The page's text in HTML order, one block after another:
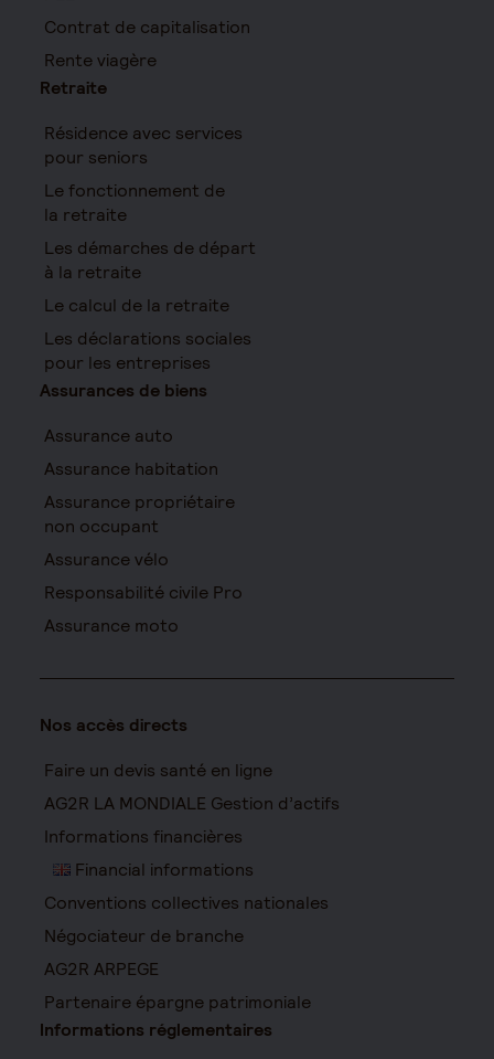
Contrat de capitalisation
Rente viagère
Retraite
Résidence avec services
pour seniors
Le fonctionnement de
la retraite
Les démarches de départ
à la retraite
Le calcul de la retraite
Les déclarations sociales
pour les entreprises
Assurances de biens
Assurance auto
Assurance habitation
Assurance propriétaire
non occupant
Assurance vélo
Responsabilité civile Pro
Assurance moto
Nos accès directs
Faire un devis santé en ligne
AG2R LA MONDIALE Gestion d’actifs
Informations financières
Financial informations
Conventions collectives nationales
Négociateur de branche
AG2R ARPEGE
Partenaire épargne patrimoniale
Informations réglementaires